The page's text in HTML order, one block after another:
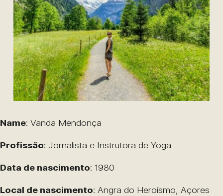
Name: Vanda Mendonça
Profissão: Jornalista e Instrutora de Yoga
Data de nascimento: 1980
Local de nascimento: Angra do Heroísmo, Açores